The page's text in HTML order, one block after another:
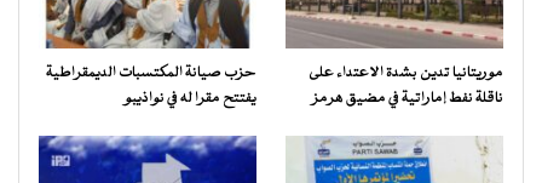
موريتانيا تدين بشدة الاعتداء على
ناقلة نفط إماراتية في مضيق هرمز
حزب صيانة المكتسبات الديمقراطية
يفتتح مقرا له في نواذيبو